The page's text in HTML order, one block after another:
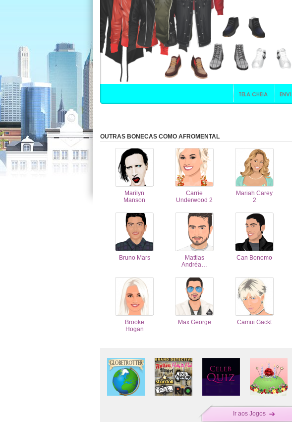
OUTRAS BONECAS COMO AFROMENTAL
Marilyn
Manson
Carrie
Underwood 2
Mariah Carey
2
Bruno Mars
Mattias
Andréa…
Can Bonomo
Brooke
Hogan
Max George Camui Gackt
Ir aos Jogos